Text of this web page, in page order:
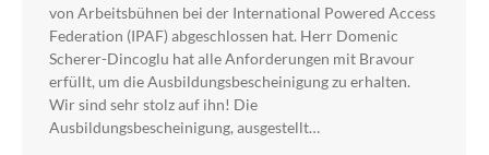
von Arbeitsbühnen bei der International Powered Access
Federation (IPAF) abgeschlossen hat. Herr Domenic
Scherer-Dincoglu hat alle Anforderungen mit Bravour
erfüllt, um die Ausbildungsbescheinigung zu erhalten.
Wir sind sehr stolz auf ihn! Die
Ausbildungsbescheinigung, ausgestellt…